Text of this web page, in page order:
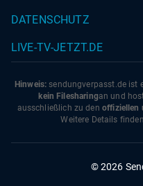
DATENSCHUTZ
LIVE-TV-JETZT.DE
Hinweis: sendungverpasst.de ist
kein Filesharingan und
ausschließlich zu den offiziellen
Weitere Details
© 2026